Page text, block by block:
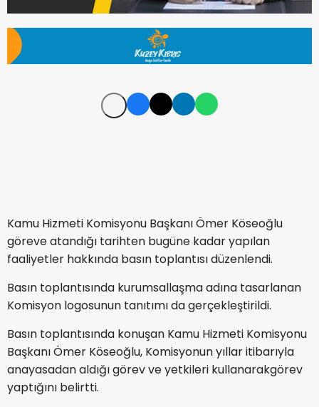
Kamu Hizmeti Komisyonu Başkanı Ömer Köseoğlu
göreve atandığı tarihten bugüne kadar yapılan
faaliyetler hakkında basın toplantısı düzenlendi.
Basın toplantısında kurumsallaşma adına tasarlanan
Komisyon logosunun tanıtımı da gerçekleştirildi.
Basın toplantısında konuşan Kamu Hizmeti Komisyonu
Başkanı Ömer Köseoğlu, Komisyonun yıllar itibarıyla
anayasadan aldığı görev ve yetkileri kullanarakgörev
yaptığını belirtti.